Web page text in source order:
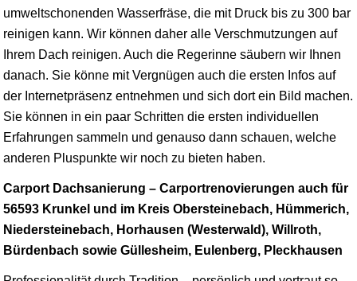
umweltschonenden Wasserfräse, die mit Druck bis zu 300 bar
reinigen kann. Wir können daher alle Verschmutzungen auf
Ihrem Dach reinigen. Auch die Regerinne säubern wir Ihnen
danach. Sie könne mit Vergnügen auch die ersten Infos auf
der Internetpräsenz entnehmen und sich dort ein Bild machen.
Sie können in ein paar Schritten die ersten individuellen
Erfahrungen sammeln und genauso dann schauen, welche
anderen Pluspunkte wir noch zu bieten haben.
Carport Dachsanierung – Carportrenovierungen auch für
56593 Krunkel und im Kreis Obersteinebach, Hümmerich,
Niedersteinebach, Horhausen (Westerwald), Willroth,
Bürdenbach sowie Güllesheim, Eulenberg, Pleckhausen